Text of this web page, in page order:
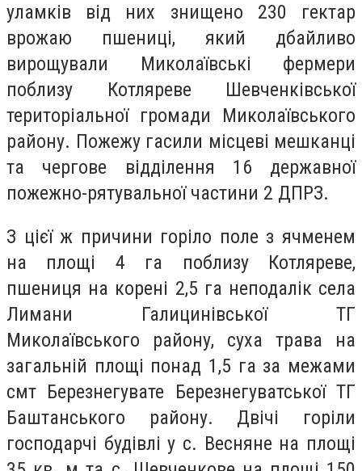
уламків від них знищено 230 гектар
врожаю пшениці, який дбайливо
вирощували Миколаївські фермери
поблизу Котляреве Шевченківської
територіальної громади Миколаївського
району. Пожежу гасили місцеві мешканці
та чергове відділення 16 державної
пожежно-рятувальної частини 2 ДПРЗ.
З цієї ж причини горіло поле з ячменем
на площі 4 га поблизу Котляреве,
пшениця на корені 2,5 га неподалік села
Лимани Галицинівської ТГ
Миколаївського району, суха трава на
загальній площі понад 1,5 га за межами
смт Березнегувате Березнегуватської ТГ
Баштанського району. Двічі горіли
господарчі будівлі у с. Весняне на площі